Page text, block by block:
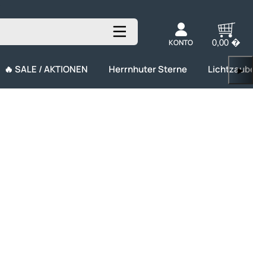
KONTO 0,00 �
🔥 SALE / AKTIONEN Herrnhuter Sterne ▶